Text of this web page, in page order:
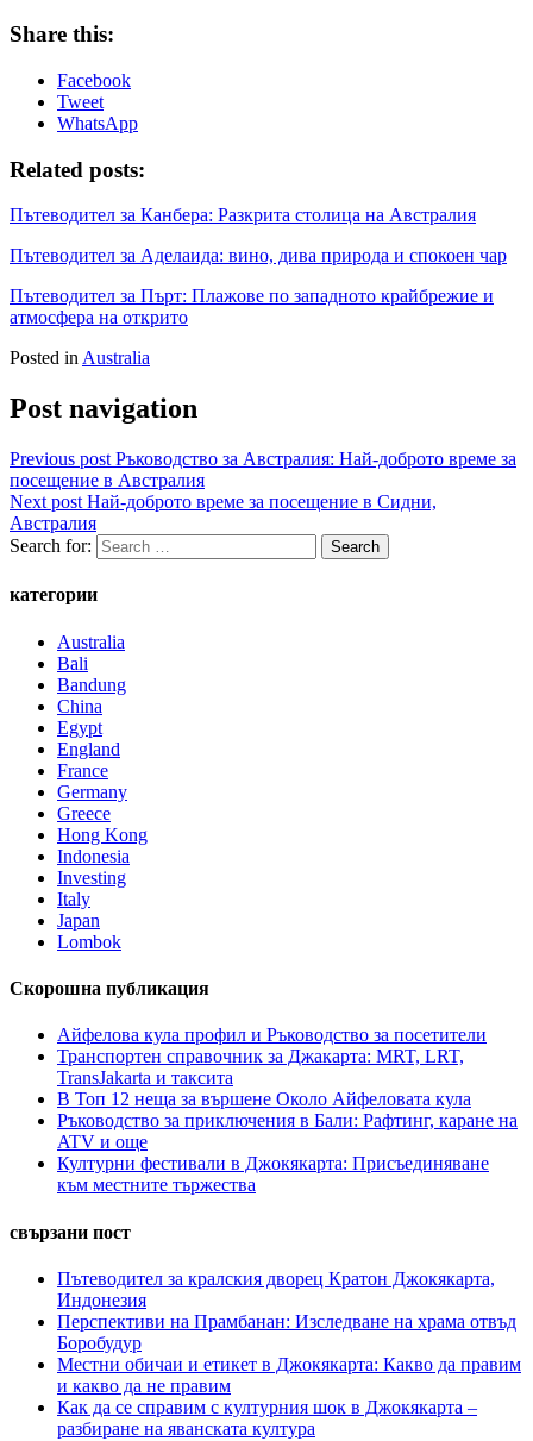
Share this:
Facebook
Tweet
WhatsApp
Related posts:
Пътеводител за Канбера: Разкрита столица на Австралия
Пътеводител за Аделаида: вино, дива природа и спокоен чар
Пътеводител за Пърт: Плажове по западното крайбрежие и
атмосфера на открито
Posted in Australia
Post navigation
Previous post Ръководство за Австралия: Най-доброто време за
посещение в Австралия
Next post Най-доброто време за посещение в Сидни,
Австралия
Search for:
категории
Australia
Bali
Bandung
China
Egypt
England
France
Germany
Greece
Hong Kong
Indonesia
Investing
Italy
Japan
Lombok
Скорошна публикация
Айфелова кула профил и Ръководство за посетители
Транспортен справочник за Джакарта: MRT, LRT,
TransJakarta и таксита
В Топ 12 неща за вършене Около Айфеловата кула
Ръководство за приключения в Бали: Рафтинг, каране на
ATV и още
Културни фестивали в Джокякарта: Присъединяване
към местните тържества
свързани пост
Пътеводител за кралския дворец Кратон Джокякарта,
Индонезия
Перспективи на Прамбанан: Изследване на храма отвъд
Боробудур
Местни обичаи и етикет в Джокякарта: Какво да правим
и какво да не правим
Как да се справим с културния шок в Джокякарта –
разбиране на яванската култура